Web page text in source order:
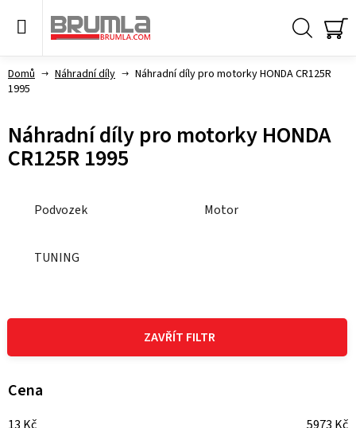
Domů Náhradní díly
Náhradní díly pro motorky HONDA CR125R
1995
Náhradní díly pro motorky HONDA
CR125R 1995
Podvozek Motor
TUNING
ZAVŘÍT FILTR
Cena
V
p
i